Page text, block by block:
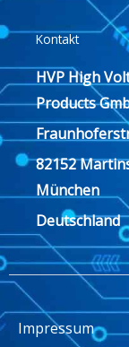
Kontakt
HVP High
Products
82152
München
Deutschland
Impressum